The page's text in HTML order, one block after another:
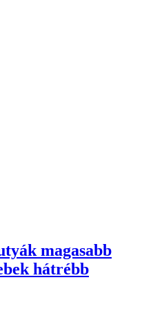
magasabb
hátrébb